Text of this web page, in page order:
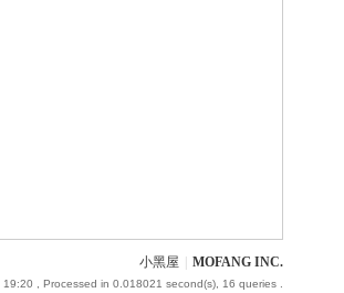
小黑屋 MOFANG INC.
19:20 , Processed in 0.018021 second(s), 16 queries .